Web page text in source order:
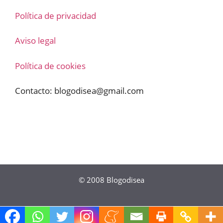
Política de privacidad
Aviso legal
Política de cookies
Contacto: blogodisea@gmail.com
© 2008 Blogodisea